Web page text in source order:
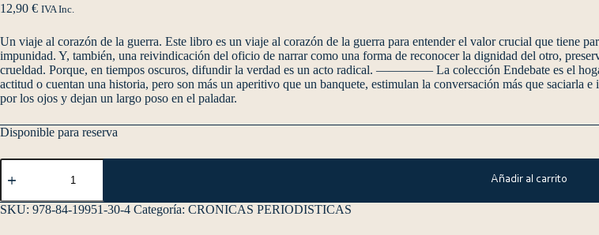
12,90 € IVA Inc.
Un viaje al corazón de la guerra. Este libro es un viaje al corazón de la guerra para entender el valor crucial que tiene
impunidad. Y, también, una reivindicación del oficio de narrar como una forma de reconocer la dignidad del otro,
crueldad. Porque, en tiempos oscuros, difundir la verdad es un acto radical. ————– La colección Endebate es el
actitud o cuentan una historia, pero son más un aperitivo que un banquete, estimulan la conversación más que saciarla
por los ojos y dejan un largo poso en el paladar.
Disponible para reserva
Añadir al carrito
SKU: 978-84-19951-30-4 Categoría: CRONICAS PERIODISTICAS